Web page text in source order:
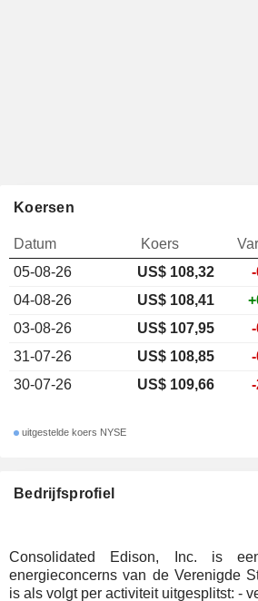
Bedrijfsprofiel
Consolidated Edison, Inc. is
energieconcerns van de Verenigde
is als volgt per activiteit uitgesplitst: - verkoop van elektriciteit
Koersen
Datum Koers
05-08-26
US$ 108,32
04-08-26
US$ 108,41
03-08-26
US$ 107,95
31-07-26
US$ 108,85
30-07-26
US$ 109,66
uitgestelde koers NYSE